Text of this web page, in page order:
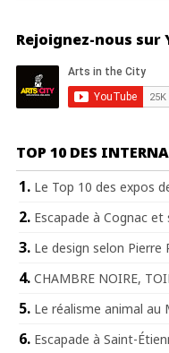
Rejoignez-nous sur
TOP 10 DES
Le Top 10 des expos
Escapade à Cognac
Le design selon
CHAMBRE NOIRE,
Le réalisme animal au
Escapade à Saint-